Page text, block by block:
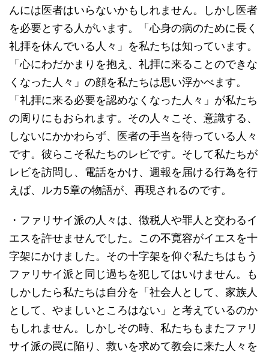
んには医者はいらないかもしれません。しかし医者
を必要とする人がいます。「心身の病のために長く
礼拝を休んでいる人々」を私たちは知っています。
「心にわだかまりを抱え、礼拝に来ることのできな
くなった人々」の顔を私たちは思い浮かべます。
「礼拝に来る必要を認めなくなった人々」が私たち
の周りにもおられます。その人々こそ、意識する、
しないにかかわらず、医者の手当を待っている人々
です。彼らこそ私たちのレビです。そして私たちが
レビを訪問し、電話をかけ、週報を届ける行為を行
えば、ルカ5章の物語が、再現されるのです。
・ファリサイ派の人々は、徴税人や罪人と交わるイ
エスを許せませんでした。この不寛容がイエスを十
字架にかけました。その十字架を仰ぐ私たちはもう
ファリサイ派と同じ過ちを犯してはいけません。も
しかしたら私たちは自分を「社会人として、家族人
として、やましいところはない」と考えているのか
もしれません。しかしその時、私たちもまたファリ
サイ派の罠に陥り、救いを求めて教会に来た人々を